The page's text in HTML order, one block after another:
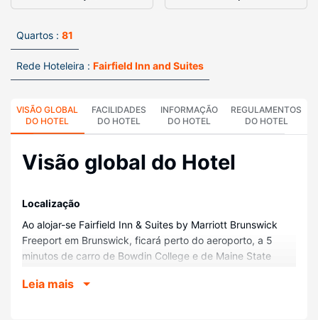
Quartos : 81
Rede Hoteleira : Fairfield Inn and Suites
VISÃO GLOBAL
DO HOTEL
FACILIDADES
DO HOTEL
INFORMAÇÃO
DO HOTEL
REGULAMENTOS
DO HOTEL
Visão global do Hotel
Localização
Ao alojar-se Fairfield Inn & Suites by Marriott Brunswick
Freeport em Brunswick, ficará perto do aeroporto, a 5
minutos de carro de Bowdin College e de Maine State
Street e a 9,5 km (5,9 mi) de Brunswick Naval Aviation
Leia mais